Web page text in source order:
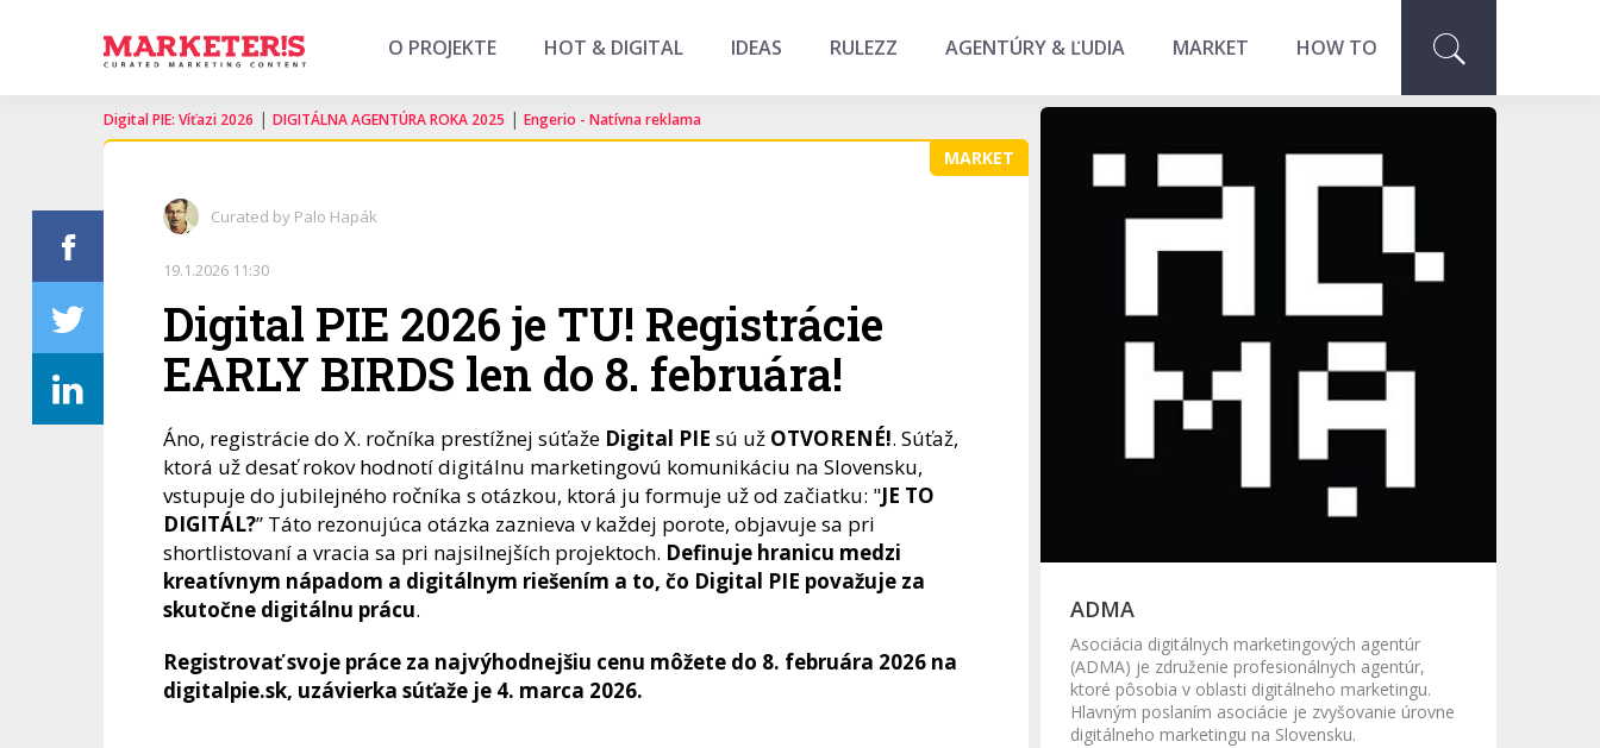
O PROJEKTE HOT & DIGITAL IDEAS RULEZZ AGENTÚRY & ĽUDIA MARKET HOW TO
Digital PIE: Víťazi 2026 | DIGITÁLNA AGENTÚRA ROKA 2025 | Engerio - Natívna reklama
MARKET
Curated by Palo Hapák
19.1.2026 11:30
Digital PIE 2026 je TU! Registrácie
EARLY BIRDS len do 8. februára!
Áno, registrácie do X. ročníka prestížnej súťaže Digital PIE sú už OTVORENÉ!. Súťaž,
ktorá už desať rokov hodnotí digitálnu marketingovú komunikáciu na Slovensku,
vstupuje do jubilejného ročníka s otázkou, ktorá ju formuje už od začiatku: "JE TO
DIGITÁL?” Táto rezonujúca otázka zaznieva v každej porote, objavuje sa pri
shortlistovaní a vracia sa pri najsilnejších projektoch. Definuje hranicu medzi
kreatívnym nápadom a digitálnym riešením a to, čo Digital PIE považuje za
skutočne digitálnu prácu.
Registrovať svoje práce za najvýhodnejšiu cenu môžete do 8. februára 2026 na
digitalpie.sk, uzávierka súťaže je 4. marca 2026.
ADMA
Asociácia digitálnych marketingových agentúr
(ADMA) je združenie profesionálnych agentúr,
ktoré pôsobia v oblasti digitálneho marketingu.
Hlavným poslaním asociácie je zvyšovanie úrovne
digitálneho marketingu na Slovensku.